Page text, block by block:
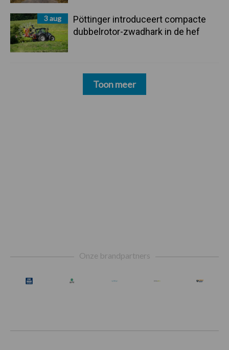
3 aug
Pöttinger introduceert compacte
dubbelrotor-zwadhark in de hef
Toon meer
Onze brandpartners